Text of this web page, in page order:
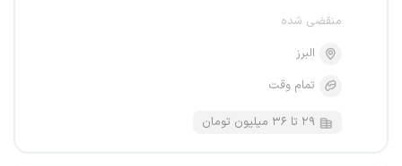
منقضی شده
البرز
تمام وقت
۲۹ تا ۳۶ میلیون تومان